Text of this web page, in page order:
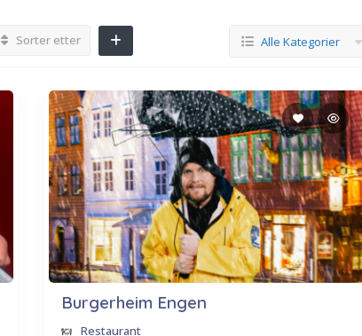
Sorter etter Alle Kategorier
Burgerheim Engen
Restaurant